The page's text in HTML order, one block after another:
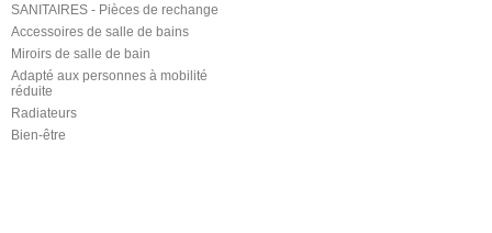
SANITAIRES - Pièces de rechange
Accessoires de salle de bains
Miroirs de salle de bain
Adapté aux personnes à mobilité
réduite
Radiateurs
Bien-être